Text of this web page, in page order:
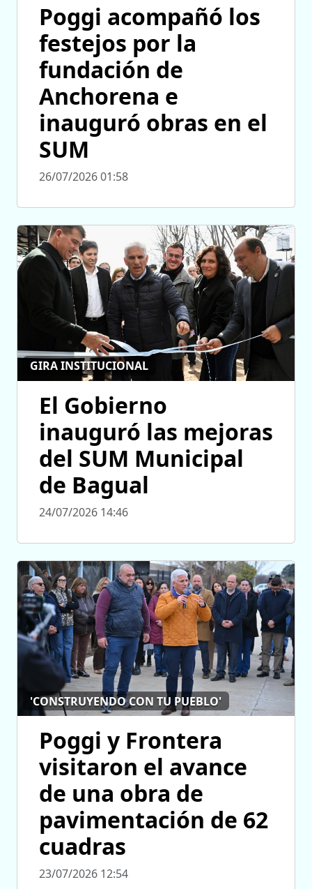
Poggi acompañó los
festejos por la
fundación de
Anchorena e
inauguró obras en el
SUM
26/07/2026 01:58
GIRA INSTITUCIONAL
El Gobierno
inauguró las mejoras
del SUM Municipal
de Bagual
24/07/2026 14:46
'CONSTRUYENDO CON TU PUEBLO'
Poggi y Frontera
visitaron el avance
de una obra de
pavimentación de 62
cuadras
23/07/2026 12:54